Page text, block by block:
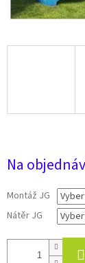
Na
Montáž JG
Nátěr JG